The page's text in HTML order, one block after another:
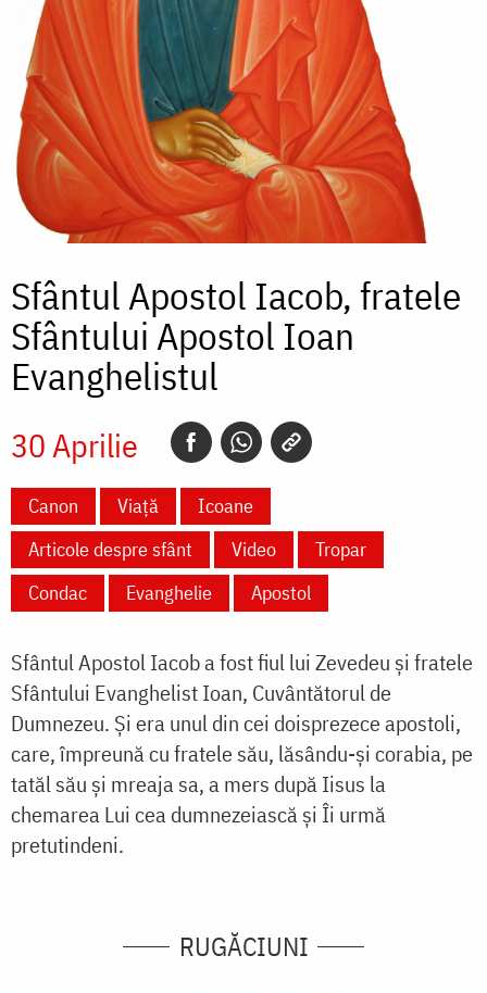
Sfântul Apostol Iacob, fratele
Sfântului Apostol Ioan
Evanghelistul
30 Aprilie
Canon Viață
Icoane
Articole despre sfânt
Video
Tropar
Condac
Evanghelie Apostol
Sfântul Apostol Iacob a fost fiul lui Zevedeu și fratele
Sfântului Evanghelist Ioan, Cuvântătorul de
Dumnezeu. Și era unul din cei doisprezece apostoli,
care, împreună cu fratele său, lăsându-și corabia, pe
tatăl său și mreaja sa, a mers după Iisus la
chemarea Lui cea dumnezeiască și Îi urmă
pretutindeni.
RUGĂCIUNI